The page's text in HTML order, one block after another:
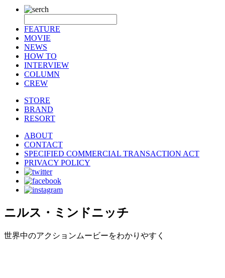
FEATURE
MOVIE
NEWS
HOW TO
INTERVIEW
COLUMN
CREW
STORE
BRAND
RESORT
ABOUT
CONTACT
SPECIFIED COMMERCIAL TRANSACTION ACT
PRIVACY POLICY
ニルス・ミンドニッチ
世界中のアクションムービーをわかりやすく